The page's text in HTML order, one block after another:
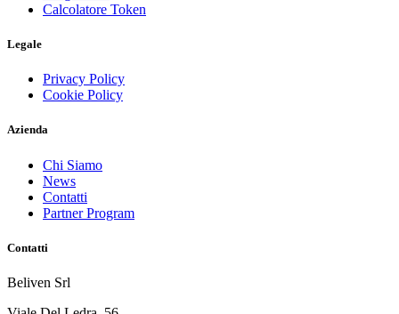
Calcolatore Token
Legale
Privacy Policy
Cookie Policy
Azienda
Chi Siamo
News
Contatti
Partner Program
Contatti
Beliven Srl